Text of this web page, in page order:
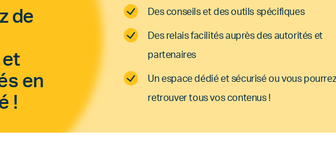
de
et
en
!
Des conseils et des outils spécifiques
Des relais facilités auprès des autorités et
partenaires
Un espace dédié et sécurisé ou vous pourrez
retrouver tous vos contenus !